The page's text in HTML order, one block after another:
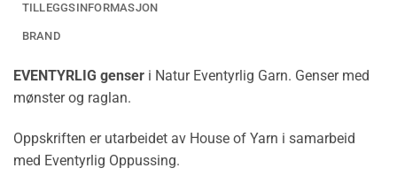
TILLEGGSINFORMASJON
BRAND
EVENTYRLIG genser i Natur Eventyrlig Garn. Genser med
mønster og raglan.
Oppskriften er utarbeidet av House of Yarn i samarbeid
med Eventyrlig Oppussing.